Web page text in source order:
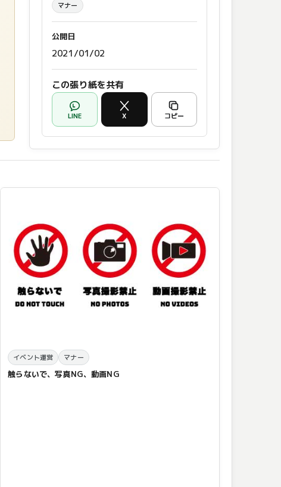
マナー
公開日
2021/01/02
この張り紙を共有
LINE X コピー
イベント運営 マナー
触らないで、写真NG、動画NG